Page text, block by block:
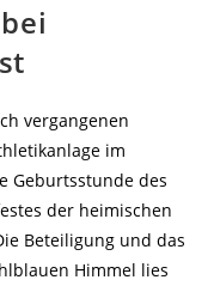
vergangenen
im
Geburtsstunde des
der heimischen
Beteiligung und das
Himmel lies